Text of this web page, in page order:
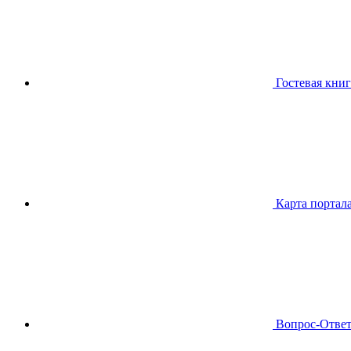
Гостевая
Карта
Вопрос-Ответ